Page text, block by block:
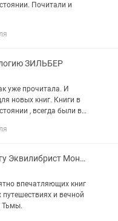
Почитали и
ЗИЛЬБЕР
уже прочитала. И
новых книг. Книги в
, всегда были в
Продам книгу Эквилибрист Монструм Полина Граф
впечатляющих книг
путешествиях и вечной
Тьмы.